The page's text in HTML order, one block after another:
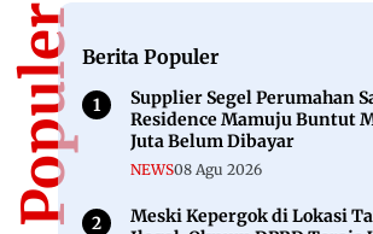
Berita Populer
Supplier Segel Perumahan
Residence Mamuju Buntut
Juta Belum Dibayar
NEWS08 Agu 2026
Meski Kepergok di Lokasi